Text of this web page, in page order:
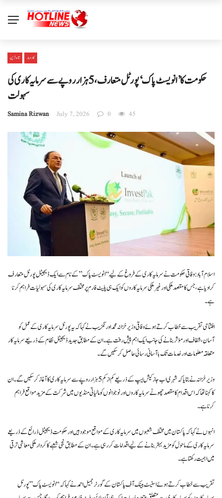
تازہ ترین کاروبار
حکومت کا ’انویسٹ پاک‘ پورٹل متعارف، 5 ہزار روپے سے سرمایہ کاری کی
سہولت
Samina Rizwan July 7, 2026 0 45
اسلام آباد: وفاقی حکومت نے سرمایہ کاری کے فروغ کے لیے “انویسٹ پاک” کے نام سے ایک ڈیجیٹل پورٹل متعارف
کرا دیا ہے، جس کا مقصد ملکی اور غیر ملکی سرمایہ کاروں کو ایک ہی پلیٹ فارم پر مختلف سرمایہ کاری کی سہولیات فراہم کرنا
ہے۔
افتتاحی تقریب سے خطاب کرتے ہوئے وفاقی وزیر خزانہ محمد اورنگزیب نے کہا کہ یہ پورٹل سرمایہ کاری کے عمل کو
آسان، شفاف اور مؤثر بنانے کی جانب ایک اہم پیش رفت ہے۔ ان کے مطابق جدید ڈیجیٹل نظام کے ذریعے سرمایہ کار
متعلقہ معلومات اور خدمات تک باآسانی رسائی حاصل کر سکیں گے۔
وزیر خزانہ نے بتایا کہ شہری اب جاز کیش ایپ کے ذریعے کم از کم 5 ہزار روپے سے سرمایہ کاری کا آغاز کر سکیں گے۔ ان
کا کہنا تھا کہ اس اقدام کا مقصد چھوٹے سرمایہ کاروں اور نوجوانوں کو مالیاتی منڈیوں میں شرکت کے مزید مواقع فراہم
کرنا ہے۔
انہوں نے کہا کہ پاکستان میں مختلف شعبوں میں سرمایہ کاری کے مواقع موجود ہیں اور حکومت ڈیجیٹل ذرائع کے ذریعے
سرمایہ کاری کے ماحول کو مزید بہتر بنانے کے لیے اقدامات کر رہی ہے۔ ان کے مطابق نجی شعبے کا کردار ملکی معاشی ترقی
میں اہمیت رکھتا ہے۔
تقریب سے خطاب کرتے ہوئے اسٹیٹ بینک آف پاکستان کے گورنر جمیل احمد نے کہا کہ “انویسٹ پاک” پورٹل